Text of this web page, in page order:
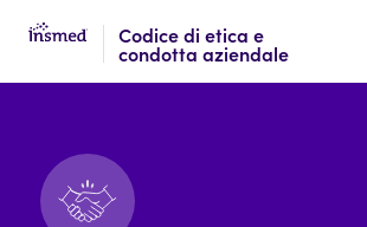
Skip
Skip
Codice di etica e
condotta aziendale